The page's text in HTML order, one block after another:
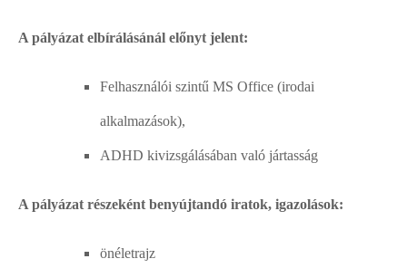
A pályázat elbírálásánál előnyt jelent:
Felhasználói szintű MS Office (irodai
alkalmazások),
ADHD kivizsgálásában való jártasság
A pályázat részeként benyújtandó iratok, igazolások:
önéletrajz